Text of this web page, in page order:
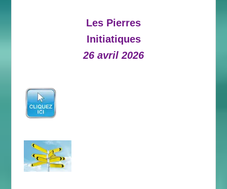
Les Pierres
Initiatiques
26 avril 2026